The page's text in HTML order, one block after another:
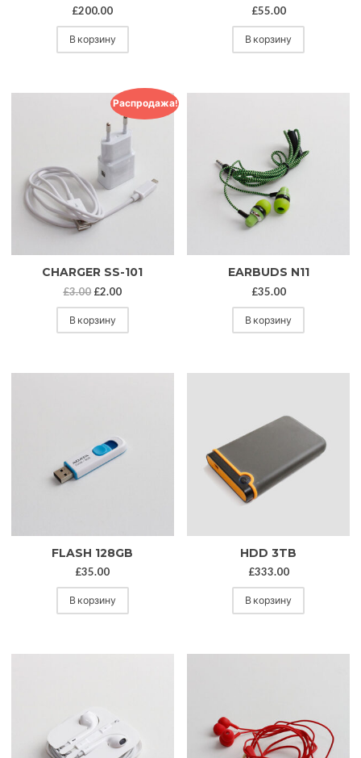
£200.00
В корзину
£55.00
В корзину
Распродажа!
CHARGER SS-101
£3.00 £2.00
В корзину
EARBUDS N11
£35.00
В корзину
FLASH 128GB
£35.00
В корзину
HDD 3TB
£333.00
В корзину